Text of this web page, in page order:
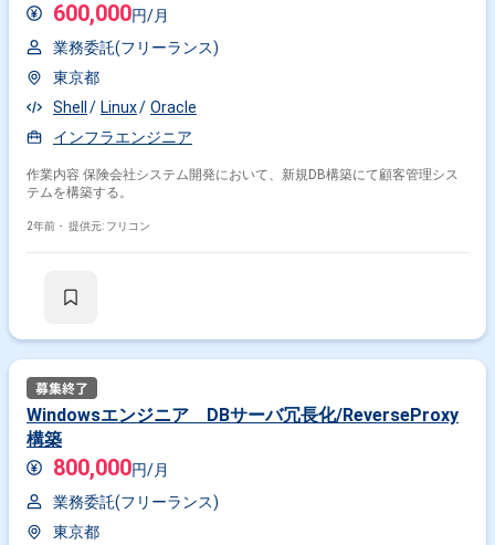
600,000円/月
業務委託(フリーランス)
東京都
Shell
Linux
Oracle
インフラエンジニア
作業内容 保険会社システム開発において、新規DB構築にて顧客管理シス
テムを構築する。
2年前・ 提供元: フリコン
Windowsエンジニア DBサーバ冗長化/ReverseProxy
構築
800,000円/月
業務委託(フリーランス)
東京都